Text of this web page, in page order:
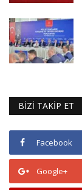
BİZİ TAKİP ET
Facebook
Google+